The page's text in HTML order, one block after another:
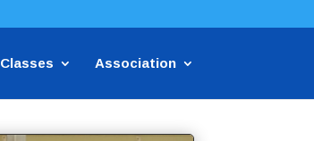
Classes Association